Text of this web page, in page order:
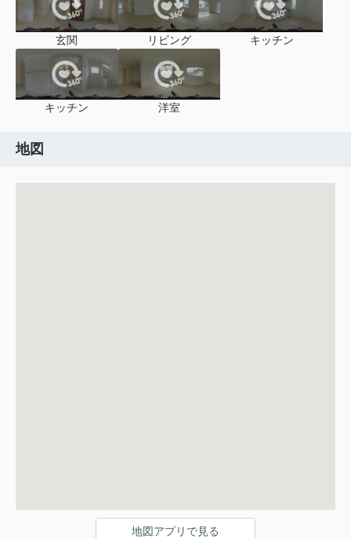
玄関 リビング キッチン
キッチン 洋室
地図
地図アプリで見る